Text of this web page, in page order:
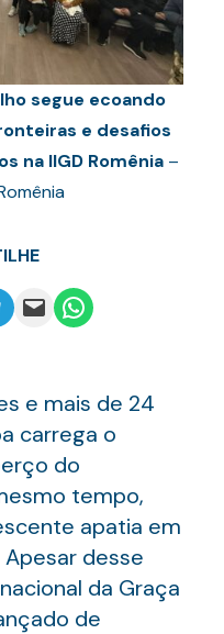
segue ecoando
e desafios
na IIGD Romênia –
on Telegram
Email this PageShare on WhatsApp
e mais de 24
carrega o
do
tempo,
apatia em
desse
da Graça
de